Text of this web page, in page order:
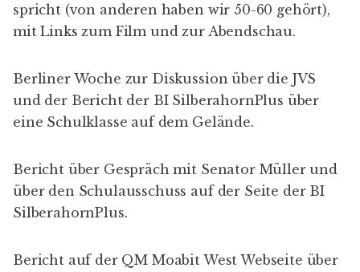
spricht (von anderen haben wir 50-60 gehört),
mit Links zum Film und zur Abendschau.
Berliner Woche zur Diskussion über die JVS
und der Bericht der BI SilberahornPlus über
eine Schulklasse auf dem Gelände.
Bericht über Gespräch mit Senator Müllerund
über den Schulausschuss auf der Seite der BI
SilberahornPlus.
Bericht auf der QM Moabit West Webseite über